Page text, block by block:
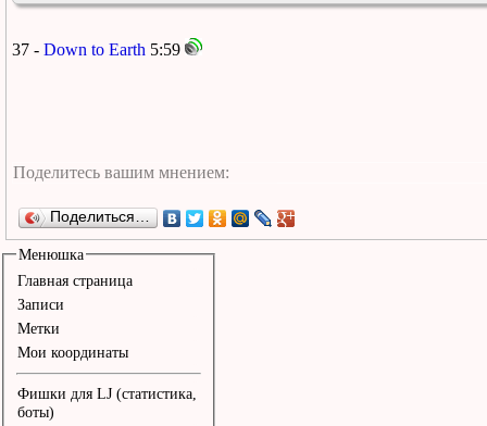
37 - Down to Earth 5:59
Поделиться…
Менюшка
Главная страница
Записи
Метки
Мои координаты
Фишки для LJ (статистика,
боты)